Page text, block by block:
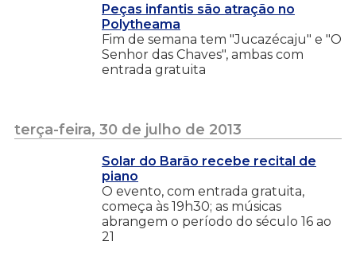
Peças infantis são atração no
Polytheama
Fim de semana tem "Jucazécaju" e "O
Senhor das Chaves", ambas com
entrada gratuita
terça-feira, 30 de julho de 2013
Solar do Barão recebe recital de
piano
O evento, com entrada gratuita,
começa às 19h30; as músicas
abrangem o período do século 16 ao
21